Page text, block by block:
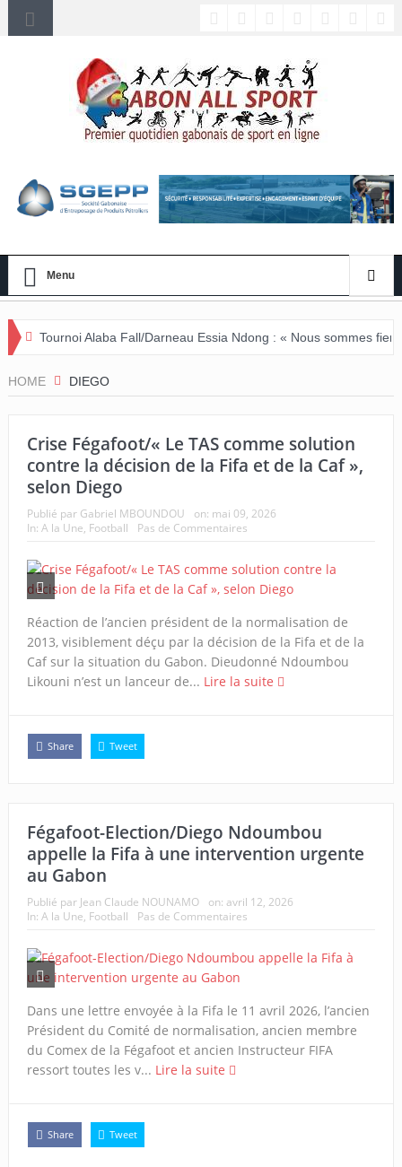
Menu
Alaba Fall/Darneau Essia Ndong : « Nous sommes fiers du
HOME DIEGO
Crise Fégafoot/« Le TAS comme solution
contre la décision de la Fifa et de la Caf »,
selon Diego
Publié par Gabriel MBOUNDOU on: mai 09, 2026
In: A la Une, Football Pas de Commentaires
Réaction de l’ancien président de la normalisation de
2013, visiblement déçu par la décision de la Fifa et de la
Caf sur la situation du Gabon. Dieudonné Ndoumbou
Likouni n’est un lanceur de... Lire la suite
Share Tweet
Fégafoot-Election/Diego Ndoumbou
appelle la Fifa à une intervention urgente
au Gabon
Publié par Jean Claude NOUNAMO on: avril 12, 2026
In: A la Une, Football Pas de Commentaires
Dans une lettre envoyée à la Fifa le 11 avril 2026, l’ancien
Président du Comité de normalisation, ancien membre
du Comex de la Fégafoot et ancien Instructeur FIFA
ressort toutes les v... Lire la suite
Share Tweet